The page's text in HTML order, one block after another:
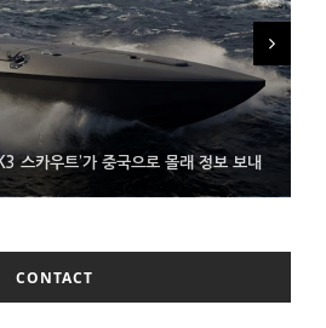
스카우트’가 중국으로 몰래 정보 보내
승차권’ 서비스 담은 삼성 월렛
춘 공간 디스플레이 안경 ‘비추어 프로
2’ 공개
CONTACT